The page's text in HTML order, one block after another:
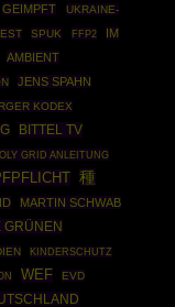
GEIMPFT
UKRAINE-
SPUK FFP2
IM
AMBIENT
JENS SPAHN
KODEX
BITTEL TV
GRID ANLEITUNG
種
MARTIN SCHWAB
GRÜNEN
KINDERSCHUTZ
WEF EVD